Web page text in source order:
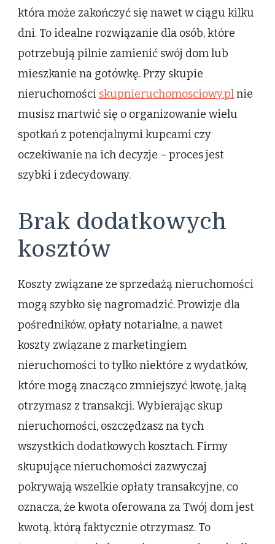
która może zakończyć się nawet w ciągu kilku
dni. To idealne rozwiązanie dla osób, które
potrzebują pilnie zamienić swój dom lub
mieszkanie na gotówkę. Przy skupie
nieruchomości skupnieruchomosciowy.plnie
musisz martwić się o organizowanie wielu
spotkań z potencjalnymi kupcami czy
oczekiwanie na ich decyzje – proces jest
szybki i zdecydowany.
Brak dodatkowych
kosztów
Koszty związane ze sprzedażą nieruchomości
mogą szybko się nagromadzić. Prowizje dla
pośredników, opłaty notarialne, a nawet
koszty związane z marketingiem
nieruchomości to tylko niektóre z wydatków,
które mogą znacząco zmniejszyć kwotę, jaką
otrzymasz z transakcji. Wybierając skup
nieruchomości, oszczędzasz na tych
wszystkich dodatkowych kosztach. Firmy
skupujące nieruchomości zazwyczaj
pokrywają wszelkie opłaty transakcyjne, co
oznacza, że kwota oferowana za Twój dom jest
kwotą, którą faktycznie otrzymasz. To